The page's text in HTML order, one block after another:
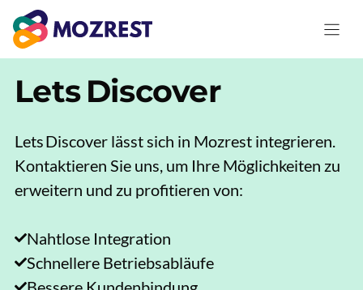
Zum
Inhalt
springen
Lets Discover
Lets Discover lässt sich in Mozrest integrieren.
Kontaktieren Sie uns, um Ihre Möglichkeiten zu
erweitern und zu profitieren von:
Nahtlose Integration
Schnellere Betriebsabläufe